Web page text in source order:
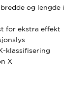
og lengde i
for ekstra effekt
klassifisering
X